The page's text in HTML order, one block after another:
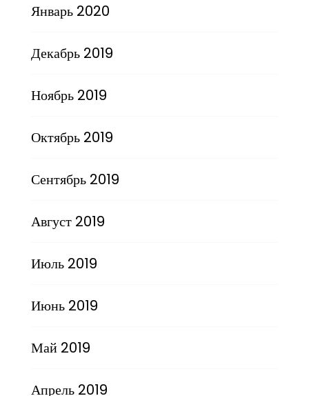
Январь 2020
Декабрь 2019
Ноябрь 2019
Октябрь 2019
Сентябрь 2019
Август 2019
Июль 2019
Июнь 2019
Май 2019
Апрель 2019